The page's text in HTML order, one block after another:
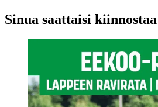
Sinua saattaisi kiinnostaa